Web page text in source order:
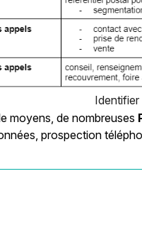
moyens, de nombreuses
prospection